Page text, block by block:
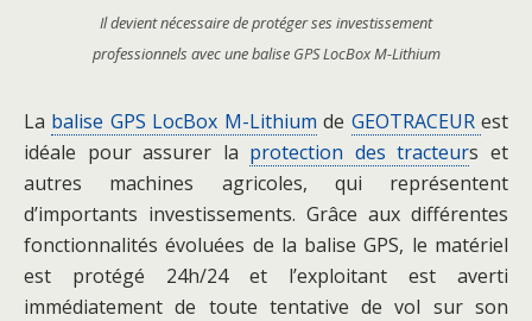
Il devient nécessaire de protéger ses investissement
professionnels avec une balise GPS LocBox M-Lithium
La balise GPS LocBox M-Lithium de GEOTRACEURest
idéale pour assurer la protection des tracteurs et
autres machines agricoles, qui représentent
d’importants investissements. Grâce aux différentes
fonctionnalités évoluées de la balise GPS, le matériel
est protégé 24h/24 et l’exploitant est averti
immédiatement de toute tentative de vol sur son